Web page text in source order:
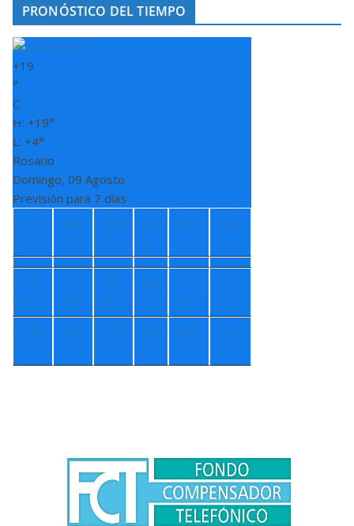
PRONÓSTICO DEL TIEMPO
+19
°
C
H: +19°
L: +4°
Rosario
Domingo, 09 Agosto
Previsión para 7 días
Lun
Ma
r
Mié
Ju
e
Vie Sáb
+1
7°
+1
4°
+1
0°
+8
°
+1
2°
+17
°
+1° +5° +7° +7
°
+8° +11
°